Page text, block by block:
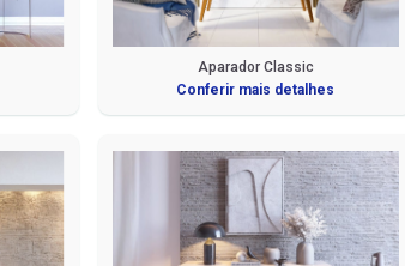
Aparador Classic
Conferir mais detalhes